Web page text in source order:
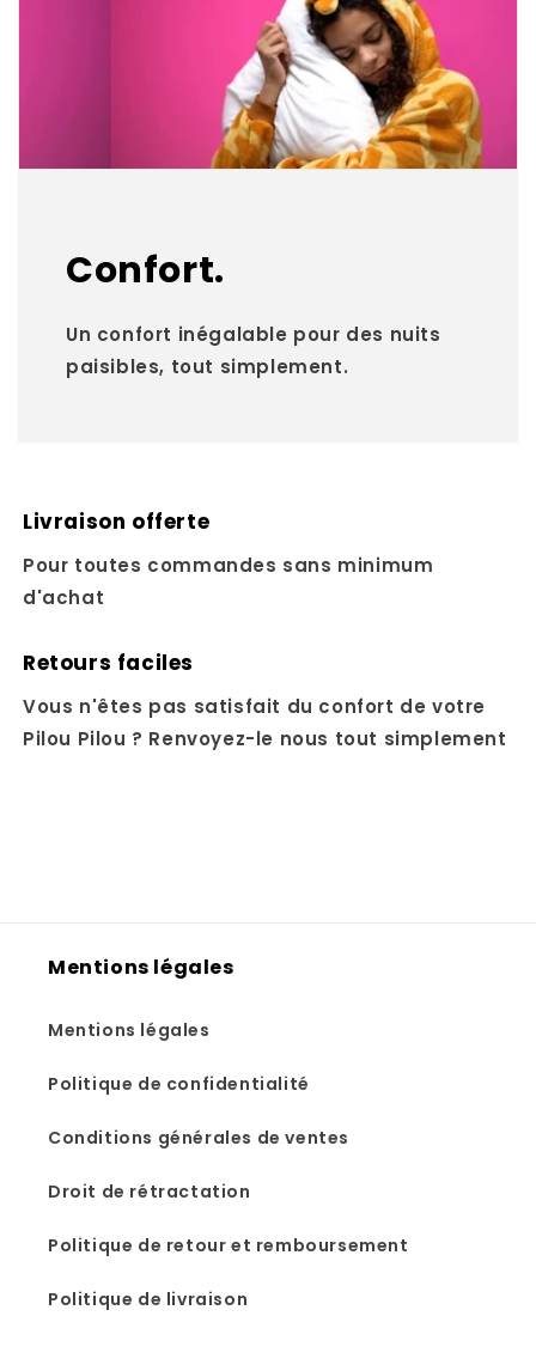
Confort.
Un confort inégalable pour des nuits
paisibles, tout simplement.
Livraison offerte
Pour toutes commandes sans minimum
d'achat
Retours faciles
Vous n'êtes pas satisfait du confort de votre
Pilou Pilou ? Renvoyez-le nous tout simplement
Mentions légales
Mentions légales
Politique de confidentialité
Conditions générales de ventes
Droit de rétractation
Politique de retour et remboursement
Politique de livraison